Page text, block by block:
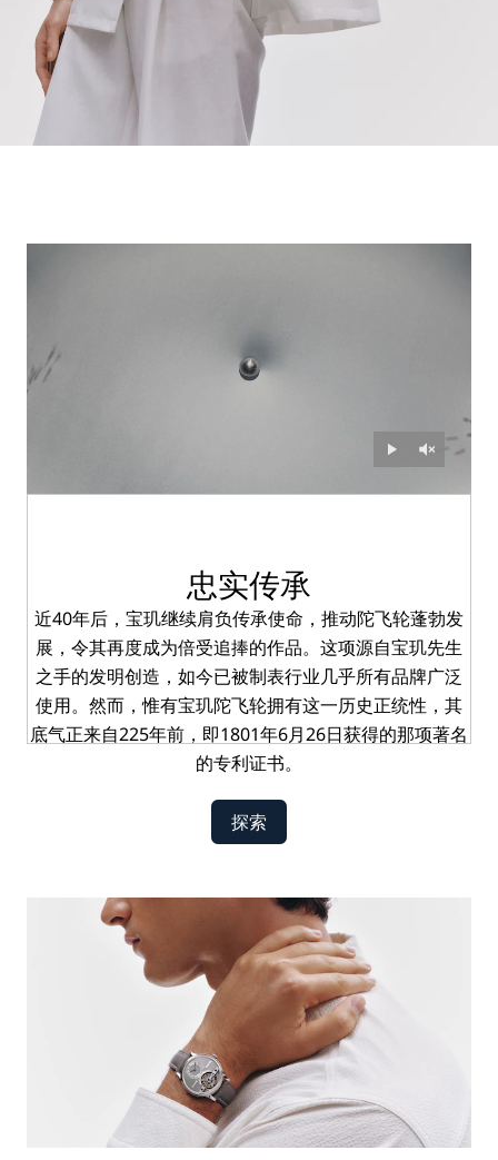
忠实传承
近40年后，宝玑继续肩负传承使命，推动陀飞轮蓬勃发
展，令其再度成为倍受追捧的作品。这项源自宝玑先生
之手的发明创造，如今已被制表行业几乎所有品牌广泛
使用。然而，惟有宝玑陀飞轮拥有这一历史正统性，其
底气正来自225年前，即1801年6月26日获得的那项著名
的专利证书。
探索